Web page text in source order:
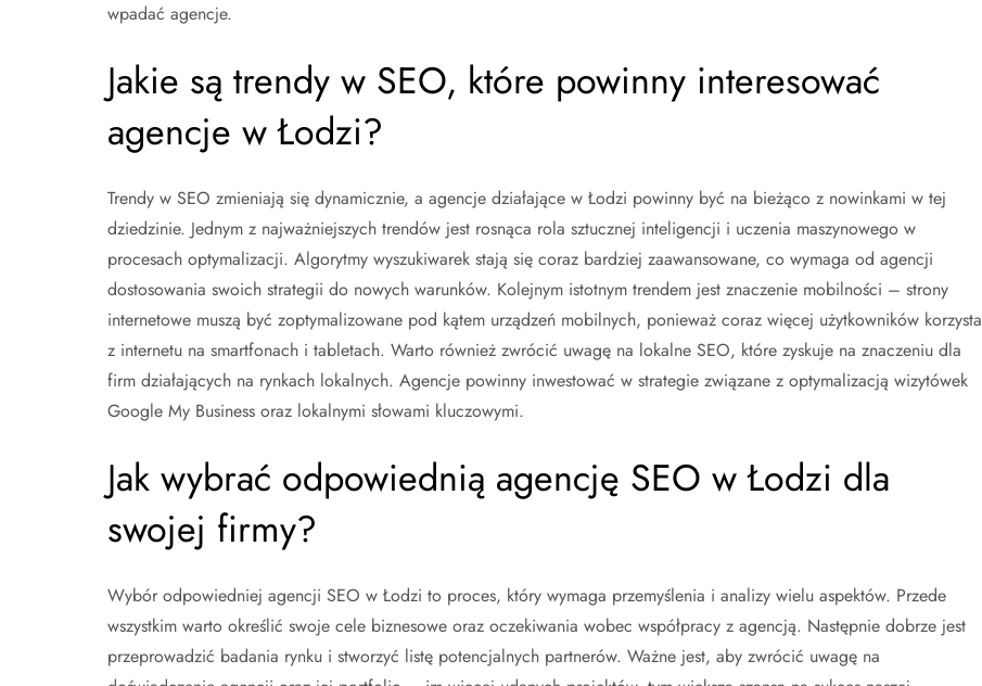
wpadać agencje.
Jakie są trendy w SEO, które powinny interesować
agencje w Łodzi?
Trendy w SEO zmieniają się dynamicznie, a agencje działające w Łodzi powinny być na bieżąco z nowinkami w tej
dziedzinie. Jednym z najważniejszych trendów jest rosnąca rola sztucznej inteligencji i uczenia maszynowego w
procesach optymalizacji. Algorytmy wyszukiwarek stają się coraz bardziej zaawansowane, co wymaga od agencji
dostosowania swoich strategii do nowych warunków. Kolejnym istotnym trendem jest znaczenie mobilności – strony
internetowe muszą być zoptymalizowane pod kątem urządzeń mobilnych, ponieważ coraz więcej użytkowników korzysta
z internetu na smartfonach i tabletach. Warto również zwrócić uwagę na lokalne SEO, które zyskuje na znaczeniu dla
firm działających na rynkach lokalnych. Agencje powinny inwestować w strategie związane z optymalizacją wizytówek
Google My Business oraz lokalnymi słowami kluczowymi.
Jak wybrać odpowiednią agencję SEO w Łodzi dla
swojej firmy?
Wybór odpowiedniej agencji SEO w Łodzi to proces, który wymaga przemyślenia i analizy wielu aspektów. Przede
wszystkim warto określić swoje cele biznesowe oraz oczekiwania wobec współpracy z agencją. Następnie dobrze jest
przeprowadzić badania rynku i stworzyć listę potencjalnych partnerów. Ważne jest, aby zwrócić uwagę na